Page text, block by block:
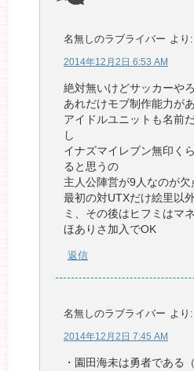
名無しのラブライバー より:
2014年12月2日 6:53 AM
絶対無いけどサッカーや
あれだけモブ制作能力が
アイドルユニットも名前
し
イナズマイレブン無印く
ると思うの
主人公陣営が9人なのが欠
最初の対UTXだけ絵里以
ミ、その後はヒフミはマ
ほありさ加入でOK
返信
名無しのラブライバー より:
2014年12月2日 7:45 AM
・園田海未は勇者である